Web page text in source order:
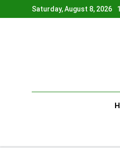
to
Saturday, August 8, 2026